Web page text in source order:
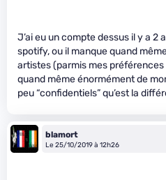
J’ai eu un compte dessus il y a 2
spotify, ou il manque quand
artistes (parmis mes préférences
quand même énormément de
peu “confidentiels” qu’est la
blamort
Le 25/10/2019 à 12h26